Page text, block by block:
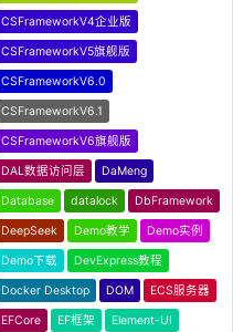
CSFrameworkV4企业版
CSFrameworkV5旗舰版
CSFrameworkV6.0
CSFrameworkV6.1
CSFrameworkV6旗舰版
DAL数据访问层 DaMeng
Database datalock DbFramework
DeepSeek Demo教学 Demo实例
Demo下载 DevExpress教程
Docker Desktop DOM ECS服务器
EFCore EF框架 Element-UI